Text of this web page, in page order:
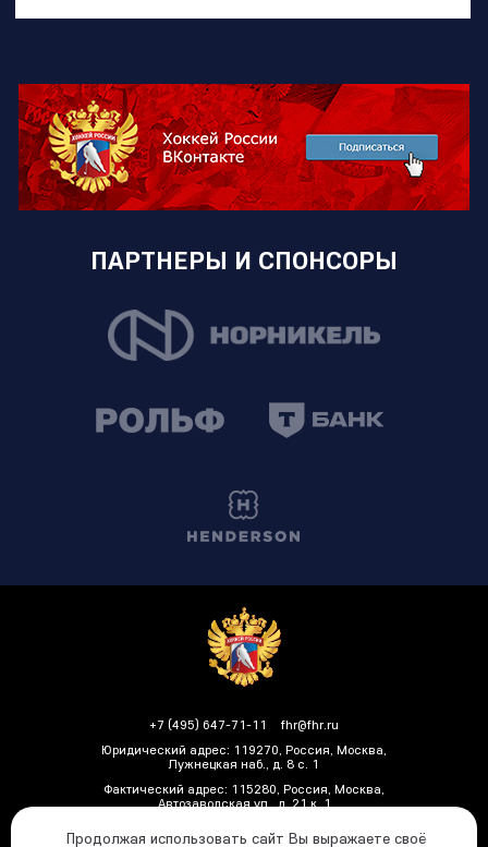
ПАРТНЕРЫ И СПОНСОРЫ
+7 (495) 647-71-11
fhr@fhr.ru
Юридический адрес: 119270, Россия, Москва,
Лужнецкая наб., д. 8 с. 1
Фактический адрес: 115280, Россия, Москва,
Автозаводская ул., д. 21 к. 1
Продолжая использовать сайт Вы выражаете своё